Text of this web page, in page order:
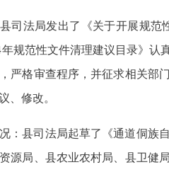
司法局发出了《关于开展规
年规范性文件清理建议目录》
严格审查程序，并征求相关部
、修改。
：县司法局起草了《通道侗
源局、县农业农村局、县卫健